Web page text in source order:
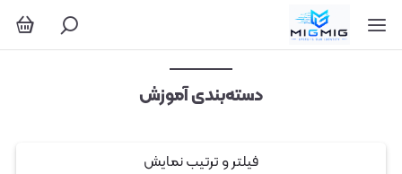
دسته‌بندی آموزش
فیلتر و ترتیب نمایش